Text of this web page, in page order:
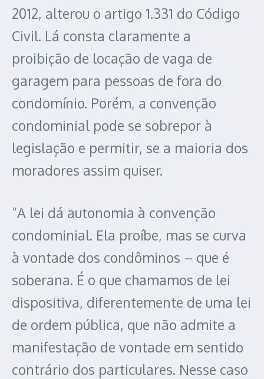
2012, alterou o artigo 1.331 do Código
Civil. Lá consta claramente a
proibição de locação de vaga de
garagem para pessoas de fora do
condomínio. Porém, a convenção
condominial pode se sobrepor à
legislação e permitir, se a maioria dos
moradores assim quiser.
“A lei dá autonomia à convenção
condominial. Ela proíbe, mas se curva
à vontade dos condôminos – que é
soberana. É o que chamamos de lei
dispositiva, diferentemente de uma lei
de ordem pública, que não admite a
manifestação de vontade em sentido
contrário dos particulares. Nesse caso